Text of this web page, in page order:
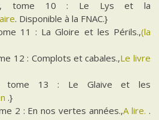
tome 10 : Le Lys et la
. Disponible à la FNAC.}
11 : La Gloire et les Périls.,(la
12 : Complots et cabales.,Le livre
tome 13 : Le Glaive et les
.}
2 : En nos vertes années.,A lire. .